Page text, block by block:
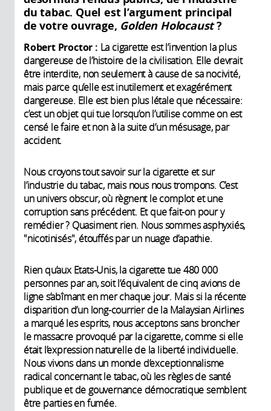
du tabac. Quel est l’argument principal
de votre ouvrage, Golden Holocaust?
Robert Proctor : La cigarette est l’invention la plus
dangereuse de l’histoire de la civilisation. Elle devrait
être interdite, non seulement à cause de sa nocivité,
mais parce qu’elle est inutilement et exagérément
dangereuse. Elle est bien plus létale que nécessaire:
c’est un objet qui tue lorsqu’on l’utilise comme on est
censé le faire et non à la suite d’un mésusage, par
accident.
Nous croyons tout savoir sur la cigarette et sur
l’industrie du tabac, mais nous nous trompons. C’est
un univers obscur, où règnent le complot et une
corruption sans précédent. Et que fait-on pour y
remédier ? Quasiment rien. Nous sommes asphyxiés,
"nicotinisés", étouffés par un nuage d’apathie.
Rien qu’aux Etats-Unis, la cigarette tue 480 000
personnes par an, soit l’équivalent de cinq avions de
ligne s’abîmant en mer chaque jour. Mais si la récente
disparition d’un long-courrier de la Malaysian Airlines
a marqué les esprits, nous acceptons sans broncher
le massacre provoqué par la cigarette, comme si elle
était l’expression naturelle de la liberté individuelle.
Nous vivons dans un monde d’exceptionnalisme
radical concernant le tabac, où les règles de santé
publique et de gouvernance démocratique semblent
être parties en fumée.